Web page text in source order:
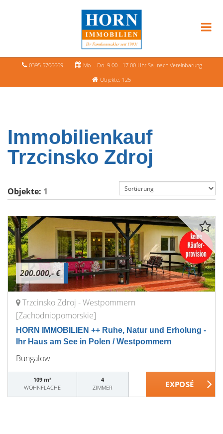
0395 5706669
Mo. - Do. 9.00 - 17.00 Uhr Sa. nach Vereinbarung
Objekte: 125
Immobilienkauf
Trzcinsko Zdroj
Objekte: 1
200.000,- €
Trzcinsko Zdroj - Westpommern
[Zachodniopomorskie]
HORN IMMOBILIEN ++ Ruhe, Natur und Erholung -
Ihr Haus am See in Polen / Westpommern
Bungalow
109 m²
WOHNFLÄCHE
4
ZIMMER